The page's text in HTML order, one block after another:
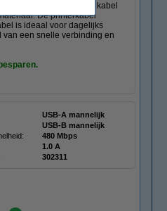
5 meter. Deze stevige kabel
De printerkabel
is ideaal voor dagelijks
van een snelle verbinding en
USB-A mannelijk
USB-B mannelijk
480 Mbps
1.0 A
302311